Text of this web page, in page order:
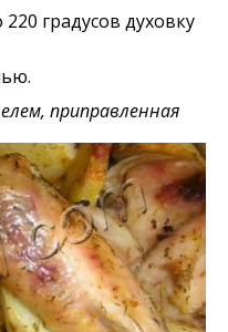
градусов духовку
приправленная